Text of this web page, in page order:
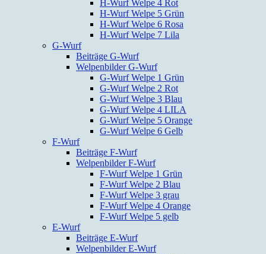
H-Wurf Welpe 4 Rot
H-Wurf Welpe 5 Grün
H-Wurf Welpe 6 Rosa
H-Wurf Welpe 7 Lila
G-Wurf
Beiträge G-Wurf
Welpenbilder G-Wurf
G-Wurf Welpe 1 Grün
G-Wurf Welpe 2 Rot
G-Wurf Welpe 3 Blau
G-Wurf Welpe 4 LILA
G-Wurf Welpe 5 Orange
G-Wurf Welpe 6 Gelb
F-Wurf
Beiträge F-Wurf
Welpenbilder F-Wurf
F-Wurf Welpe 1 Grün
F-Wurf Welpe 2 Blau
F-Wurf Welpe 3 grau
F-Wurf Welpe 4 Orange
F-Wurf Welpe 5 gelb
E-Wurf
Beiträge E-Wurf
Welpenbilder E-Wurf